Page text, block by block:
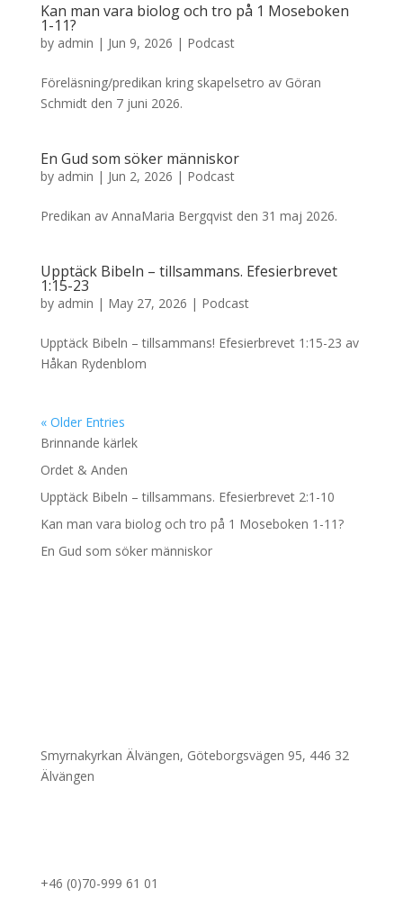
Kan man vara biolog och tro på 1 Moseboken
1-11?
by admin | Jun 9, 2026 | Podcast
Föreläsning/predikan kring skapelsetro av Göran
Schmidt den 7 juni 2026.
En Gud som söker människor
by admin | Jun 2, 2026 | Podcast
Predikan av AnnaMaria Bergqvist den 31 maj 2026.
Upptäck Bibeln – tillsammans. Efesierbrevet
1:15-23
by admin | May 27, 2026 | Podcast
Upptäck Bibeln – tillsammans! Efesierbrevet 1:15-23 av
Håkan Rydenblom
« Older Entries
Brinnande kärlek
Ordet & Anden
Upptäck Bibeln – tillsammans. Efesierbrevet 2:1-10
Kan man vara biolog och tro på 1 Moseboken 1-11?
En Gud som söker människor
Smyrnakyrkan Älvängen, Göteborgsvägen 95, 446 32
Älvängen
+46 (0)70-999 61 01